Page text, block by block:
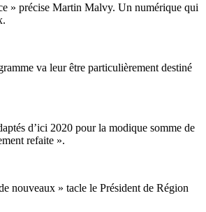
» précise Martin Malvy. Un numérique qui
va leur être particulièrement destiné
d’ici 2020 pour la modique somme de
refaite ».
nouveaux » tacle le Président de Région